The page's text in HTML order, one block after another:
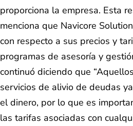
proporciona la empresa. Esta
menciona que Navicore
con respecto a sus precios y
programas de asesoría y
continuó diciendo que
servicios de alivio de deudas
el dinero, por lo que es
las tarifas asociadas con